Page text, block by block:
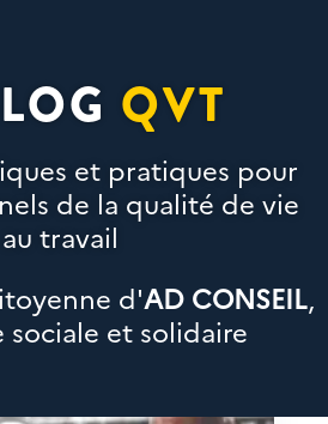
QVT
et pratiques pour
de la qualité de vie
au travail
d'AD CONSEIL,
sociale et solidaire